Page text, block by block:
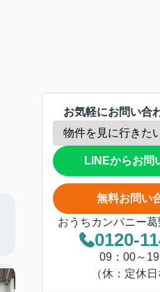
お気軽にお問い合
LINEからお問
無料お問い
おうちカンパニー
0120-
09：00～
（休：定休日